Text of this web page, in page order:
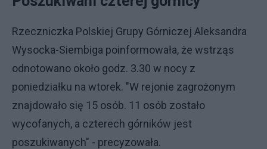
Rzeczniczka Polskiej Grupy Górniczej Aleksandra
Wysocka-Siembiga poinformowała, że wstrząs
odnotowano około godz. 3.30 w nocy z
poniedziałku na wtorek. "W rejonie zagrożonym
znajdowało się 15 osób. 11 osób zostało
wycofanych, a czterech górników jest
poszukiwanych" - precyzowała.